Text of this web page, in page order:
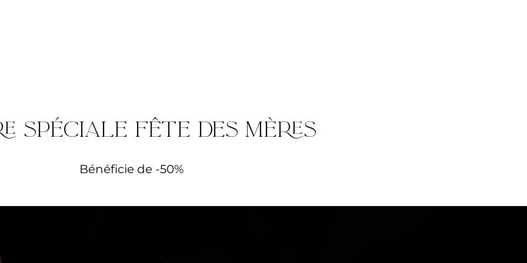
spéciale fête des mères
Bénéficie de -50%